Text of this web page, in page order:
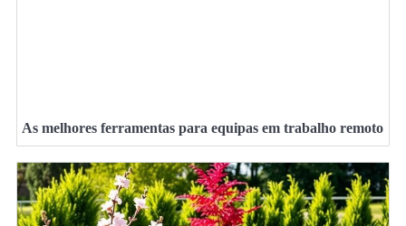
As melhores ferramentas para equipas em trabalho remoto